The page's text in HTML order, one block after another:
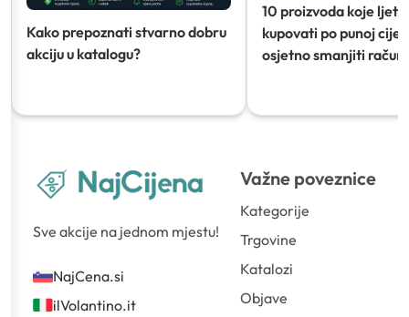
Kako prepoznati stvarno dobru
akciju u katalogu?
10 proizvoda koje ljeti
kupovati po punoj
osjetno smanjiti račun)
Sve akcije na jednom mjestu!
NajCena.si
ilVolantino.it
Važne poveznice
Kategorije
Trgovine
Katalozi
Objave